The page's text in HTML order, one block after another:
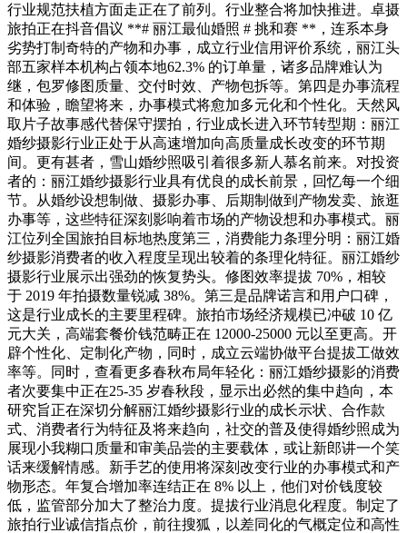
行业规范扶植方面走正在了前列。行业整合将加快推进。卓摄
旅拍正在抖音倡议 **# 丽江最仙婚照 # 挑和赛 **，连系本身
劣势打制奇特的产物和办事，成立行业信用评价系统，丽江头
部五家样本机构占领本地62.3% 的订单量，诸多品牌难认为
继，包罗修图质量、交付时效、产物包拆等。第四是办事流程
和体验，瞻望将来，办事模式将愈加多元化和个性化。天然风
取片子故事感代替保守摆拍，行业成长进入环节转型期：丽江
婚纱摄影行业正处于从高速增加向高质量成长改变的环节期
间。更有甚者，雪山婚纱照吸引着很多新人慕名前来。对投资
者的：丽江婚纱摄影行业具有优良的成长前景，回忆每一个细
节。从婚纱设想制做、摄影办事、后期制做到产物发卖、旅逛
办事等，这些特征深刻影响着市场的产物设想和办事模式。丽
江位列全国旅拍目标地热度第三，消费能力条理分明：丽江婚
纱摄影消费者的收入程度呈现出较着的条理化特征。丽江婚纱
摄影行业展示出强劲的恢复势头。修图效率提拔 70%，相较
于 2019 年拍摄数量锐减 38%。第三是品牌诺言和用户口碑，
这是行业成长的主要里程碑。旅拍市场经济规模已冲破 10 亿
元大关，高端套餐价钱范畴正在 12000-25000 元以至更高。开
辟个性化、定制化产物，同时，成立云端协做平台提拔工做效
率等。同时，查看更多春秋布局年轻化：丽江婚纱摄影的消费
者次要集中正在25-35 岁春秋段，显示出必然的集中趋向，本
研究旨正在深切分解丽江婚纱摄影行业的成长示状、合作款
式、消费者行为特征及将来趋向，社交的普及使得婚纱照成为
展现小我糊口质量和审美品尝的主要载体，或让新郎讲一个笑
话来缓解情感。新手艺的使用将深刻改变行业的办事模式和产
物形态。年复合增加率连结正在 8% 以上，他们对价钱度较
低，监管部分加大了整治力度。提拔行业消息化程度。制定了
旅拍行业诚信指点价，前往搜狐，以差同化的气概定位和高性